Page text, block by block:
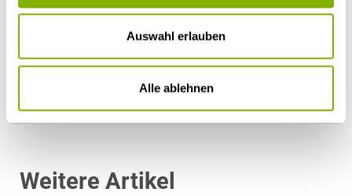
Auswahl erlauben
Alle ablehnen
Dr. Thorsten Kuthe
t.kuthe@heuking.de
Weitere Artikel